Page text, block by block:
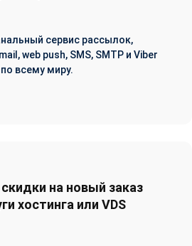
сервис рассылок,
web push, SMS, SMTP и Viber
всему миру.
скидки на новый заказ
хостинга или VDS